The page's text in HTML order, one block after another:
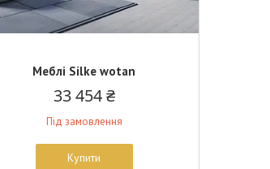
Меблі Silke wotan
33 454 ₴
Під замовлення
Купити